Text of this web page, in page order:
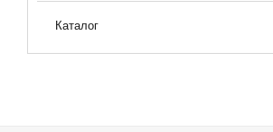
Каталог